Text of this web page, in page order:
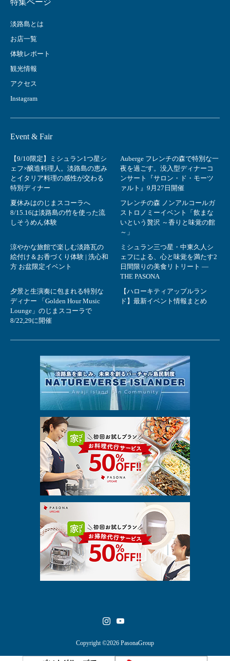
淡路島とは
お店一覧
体験レポート
観光情報
アクセス
Instagram
Event & Fair
【9/10限定】ミシュラン1つ星シ
ェフ×醸造料理人。淡路島の恵み
とイタリア料理の感性が交わる
特別ディナー
Auberge フレンチの森で特別な一
夜を過ごす。没入型ディナーコ
ンサート『サロン・ド・モーツ
ァルト』9月27日開催
夏休みはのじまスコーラへ
8/15.16は淡路島の竹を使った流
しそうめん体験
フレンチの森 ノンアルコールガ
ストロノミーイベント「飲まな
いという贅沢 ～香りと味覚の館
～」
涼やかな旅館で楽しむ淡路瓦の
絵付け＆お香づくり体験 | 洗心和
方 お盆限定イベント
ミシュラン三つ星・中東久人シ
ェフによる、心と味覚を満たす2
日間限りの美食リトリート ―
THE PASONA
夕景と生演奏に包まれる特別な
ディナー 「Golden Hour Music
Lounge」のじまスコーラで
8/22,29に開催
【ハローキティアップルラン
ド】最新イベント情報まとめ
Copyright ©2026 PasonaGroup